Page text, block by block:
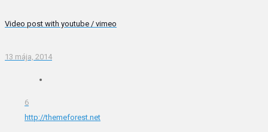
Video post with youtube / vimeo
13 mája, 2014
6
http://themeforest.net